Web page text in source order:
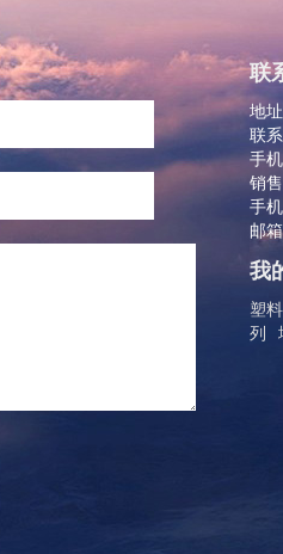
联
地
联
手
销
手
邮
我
塑
列